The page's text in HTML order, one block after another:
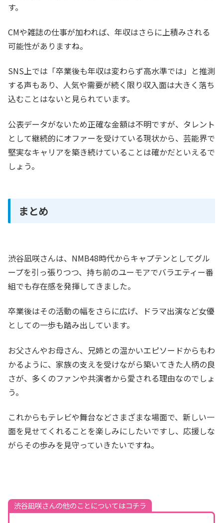
す。
CMや雑誌の仕事が加われば、年収はさらに上積みされる
可能性がありますね。
SNS上では「卒業後も年収は変わらず高水準では」と推測
する声もあり、人気や需要が続く限り収入面は大きく落ち
込むことはないと見られています。
公表データがないため正確な金額は不明ですが、タレント
として継続的にオファーを受けている現状から、芸能界で
堅実なキャリアを築き続けていることは確かだといえるで
しょう。
まとめ
渋谷凪咲さんは、NMB48時代からキャプテンとしてグル
ープを引っ張りつつ、持ち前のユーモアでバラエティー番
組でも存在感を発揮してきました。
卒業後はその活動の幅をさらに広げ、ドラマ出演など女優
としての一歩も踏み出しています。
お父さんやお母さん、兄姉との温かいエピソードからもわ
かるように、家族の支えを受けながら築いてきた人柄の良
さが、多くのファンや共演者から愛される理由なのでしょ
う。
これからもテレビや舞台などさまざまな場面で、新しい一
面を見せてくれることを楽しみにしたいですし、応援しな
がらその歩みを見守っていきたいですね。
渋谷凪咲さんの他のことについてはコチラ